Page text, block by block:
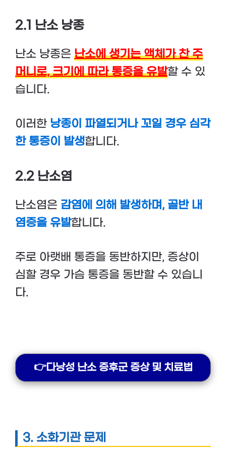
2.1 난소 낭종
난소 낭종은 난소에 생기는 액체가 찬 주
머니로, 크기에 따라 통증을 유발할 수 있
습니다.
이러한 낭종이 파열되거나 꼬일 경우 심각
한 통증이 발생합니다.
2.2 난소염
난소염은 감염에 의해 발생하며, 골반 내
염증을 유발합니다.
주로 아랫배 통증을 동반하지만, 증상이
심할 경우 가슴 통증을 동반할 수 있습니
다.
👉다낭성 난소 증후군 증상 및 치료법
3. 소화기관 문제